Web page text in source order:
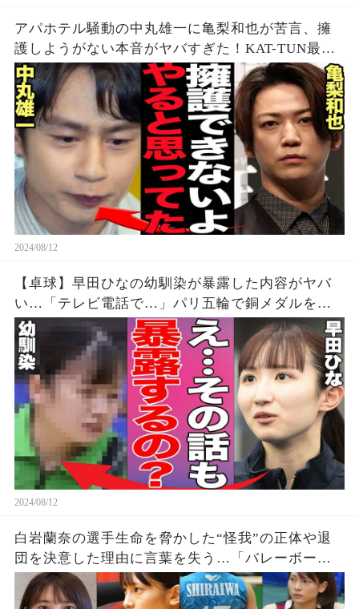
アパホテル騒動の中丸雄一に亀梨和也が苦言、擁
護しようがない本音がヤバすぎた！KAT-TUN最初
期の若い頃から見てきた本性に驚愕…【芸能】
2024/08/12
【卓球】早田ひなの幼馴染が暴露した内容がヤバ
い…「テレビ電話で…」パリ五輪で銅メダルを獲
得した早田選手の幼少期からの親友が明かす衝撃
の事実に驚きを隠せない…【パリオリンピック/女
子シングルス】
2024/08/12
白岩蘭奈の選手生命を脅かした“怪我”の正体や退
団を決意した理由に言葉を失う…「バレーボー
ル」で活躍する選手の“熱愛”の真相に驚きを隠せ
ない…